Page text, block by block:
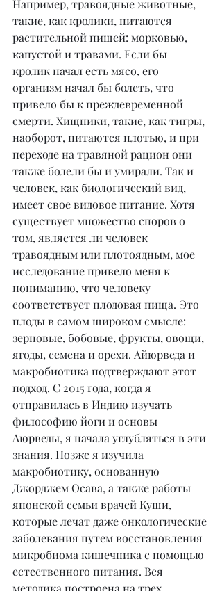
Например, травоядные животные,
такие, как кролики, питаются
растительной пищей: морковью,
капустой и травами. Если бы
кролик начал есть мясо, его
организм начал бы болеть, что
привело бы к преждевременной
смерти. Хищники, такие, как тигры,
наоборот, питаются плотью, и при
переходе на травяной рацион они
также болели бы и умирали. Так и
человек, как биологический вид,
имеет свое видовое питание. Хотя
существует множество споров о
том, является ли человек
травоядным или плотоядным, мое
исследование привело меня к
пониманию, что человеку
соответствует плодовая пища. Это
плоды в самом широком смысле:
зерновые, бобовые, фрукты, овощи,
ягоды, семена и орехи. Айюрведа и
макробиотика подтверждают этот
подход. С 2015 года, когда я
отправилась в Индию изучать
философию йоги и основы
Аюрведы, я начала углубляться в эти
знания. Позже я изучила
макробиотику, основанную
Джорджем Осава, а также работы
японской семьи врачей Куши,
которые лечат даже онкологические
заболевания путем восстановления
микробиома кишечника с помощью
естественного питания. Вся
методика построена на трех